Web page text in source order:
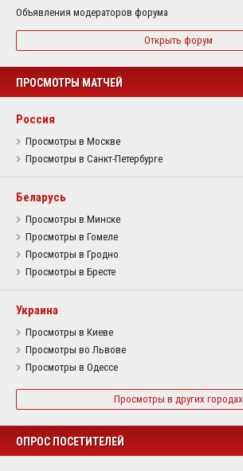
Объявления модераторов форума
Открыть форум
ПРОСМОТРЫ МАТЧЕЙ
Россия
Просмотры в Москве
Просмотры в Санкт-Петербурге
Беларусь
Просмотры в Минске
Просмотры в Гомеле
Просмотры в Гродно
Просмотры в Бресте
Украина
Просмотры в Киеве
Просмотры во Львове
Просмотры в Одессе
Просмотры в других городах
ОПРОС ПОСЕТИТЕЛЕЙ